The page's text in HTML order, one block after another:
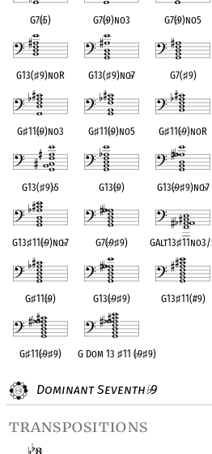
G7(♭5) G7(♭9)no3 G7(♭9)no5
G13(♯9)noR G13(♯9)no♭7 G7(♯9)
G♯11(♭9)no3 G♯11(♭9)no5 G♯11(♭9)noR
G13(♯9)♭5 G13(♭9) G13(♭9♯9)no♭7
G13♯11(♭9)no♭7 G7(♭9♯9) GAlt13♯11no3/
G♯11(♭9) G13(♭9♯9) G13♯11(#9)
G♯11(♭9♯9) G Dom 13♯11 (♭9♯9)
Dominant Seventh♭9
transpositions